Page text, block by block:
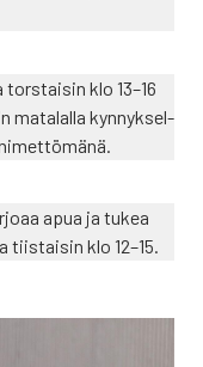
klo 13–16
mata­lal­la kyn­nyk­sel­
apua ja tukea
klo 12–15.